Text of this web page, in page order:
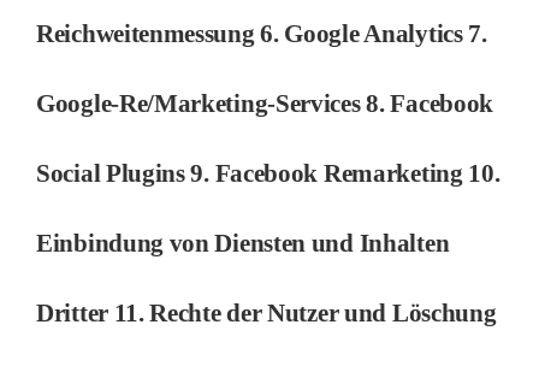
Reichweitenmessung 6. Google Analytics 7.
Google-Re/Marketing-Services 8. Facebook
Social Plugins 9. Facebook Remarketing 10.
Einbindung von Diensten und Inhalten
Dritter 11. Rechte der Nutzer und Löschung